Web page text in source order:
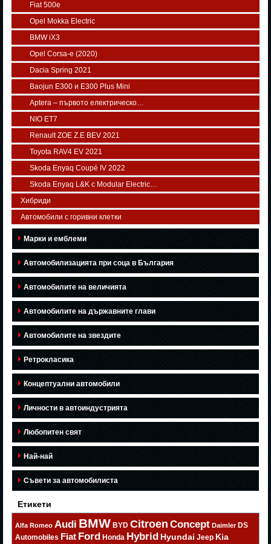
Fiat 500e
Opel Mokka Electric
BMW iX3
Opel Corsa-e (2020)
Dacia Spring 2021
Baojun E300 и E300 Plus Mini
Aptera – първото електрическо…
NIO ET7
Renault ZOE Z.E BEV 2021
Toyota RAV4 EV 2021
Skoda Enyaq Coupé IV 2022
Skoda Enyaq L&K с Modular Electric…
Хибриди
Автомобили с горивни клетки
Марки и емблеми
Автомобилизацията при соца в България
Автомобилите на величията
Автомобилите на държавните глави
Автомобилите на звездите
Ретрокласика
Концептуални автомобили
Личности в автоиндустрията
Любопитен свят
Най-най
Съвети за автомобилиста
Етикети
Alfa Romeo Audi BMW BYD Citroen Concept Daimler DS
Automobiles Fiat Ford Honda Hybrid Hyundai Jeep Kia